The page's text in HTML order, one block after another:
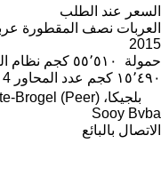
السعر عند الطلب
العربات نصف المقطورة
2015
حمولة
٥٥٬٥١٠ كجم نظام
١٥٬٤٩٠ كجم
عدد المحاور 4
بلجيكا، Grote-Brogel (Peer)
Sooy Bvba
الاتصال بالبائع